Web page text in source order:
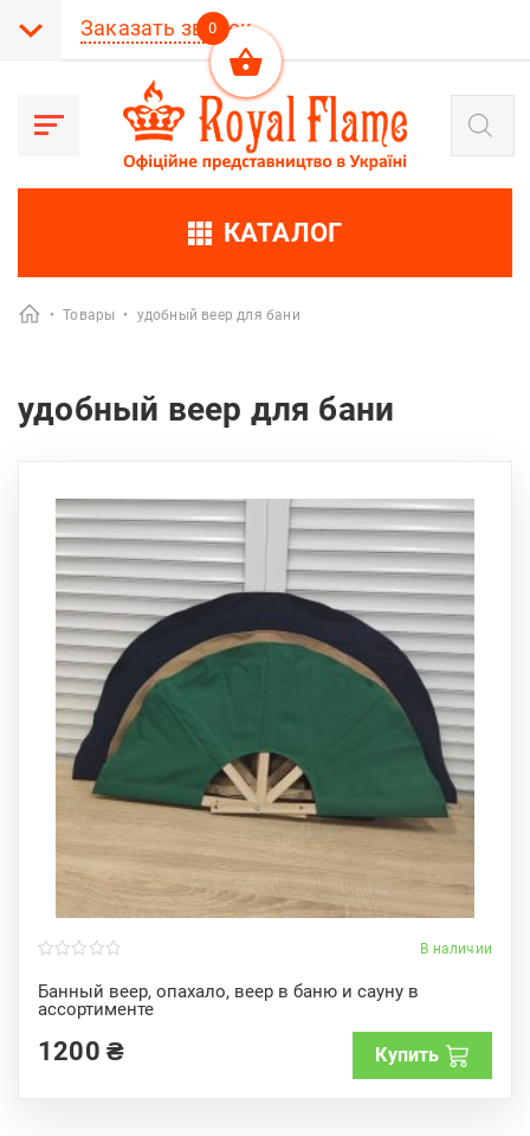
Заказать звонок
Поиск
товаров
КАТАЛОГ
• Товары • удобный веер для бани
удобный веер для бани
В наличии
Банный веер, опахало, веер в баню и сауну в
ассортименте
o
u
t
f1200 ₴ Купить
0